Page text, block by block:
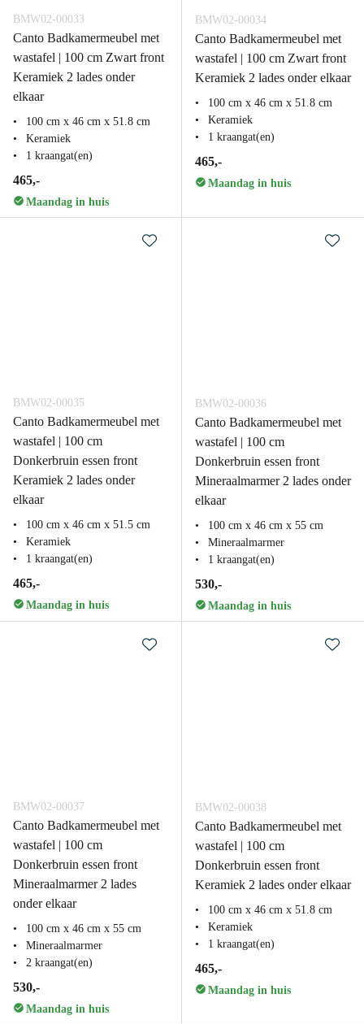
BMW02-00033
Canto Badkamermeubel met
wastafel | 100 cm Zwart front
Keramiek 2 lades onder
elkaar
100 cm x 46 cm x 51.8 cm
Keramiek
1 kraangat(en)
465,-
Maandag in huis
BMW02-00034
Canto Badkamermeubel met
wastafel | 100 cm Zwart front
Keramiek 2 lades onder elkaar
100 cm x 46 cm x 51.8 cm
Keramiek
1 kraangat(en)
465,-
Maandag in huis
BMW02-00035
Canto Badkamermeubel met
wastafel | 100 cm
Donkerbruin essen front
Keramiek 2 lades onder
elkaar
100 cm x 46 cm x 51.5 cm
Keramiek
1 kraangat(en)
465,-
Maandag in huis
BMW02-00036
Canto Badkamermeubel met
wastafel | 100 cm
Donkerbruin essen front
Mineraalmarmer 2 lades onder
elkaar
100 cm x 46 cm x 55 cm
Mineraalmarmer
1 kraangat(en)
530,-
Maandag in huis
BMW02-00037
Canto Badkamermeubel met
wastafel | 100 cm
Donkerbruin essen front
Mineraalmarmer 2 lades
onder elkaar
100 cm x 46 cm x 55 cm
Mineraalmarmer
2 kraangat(en)
530,-
Maandag in huis
BMW02-00038
Canto Badkamermeubel met
wastafel | 100 cm
Donkerbruin essen front
Keramiek 2 lades onder elkaar
100 cm x 46 cm x 51.8 cm
Keramiek
1 kraangat(en)
465,-
Maandag in huis